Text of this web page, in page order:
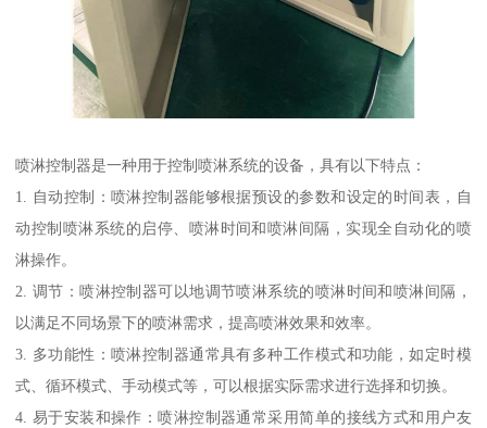
喷淋控制器是一种用于控制喷淋系统的设备，具有以下特点：
1. 自动控制：喷淋控制器能够根据预设的参数和设定的时间表，自
动控制喷淋系统的启停、喷淋时间和喷淋间隔，实现全自动化的喷
淋操作。
2. 调节：喷淋控制器可以地调节喷淋系统的喷淋时间和喷淋间隔，
以满足不同场景下的喷淋需求，提高喷淋效果和效率。
3. 多功能性：喷淋控制器通常具有多种工作模式和功能，如定时模
式、循环模式、手动模式等，可以根据实际需求进行选择和切换。
4. 易于安装和操作：喷淋控制器通常采用简单的接线方式和用户友